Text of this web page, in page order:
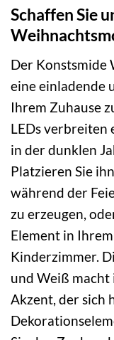
Schaffen Sie
Der Konstsmide
eine einladende
Ihrem Zuhause
LEDs verbreiten
in der dunklen
Platzieren Sie
während der
zu erzeugen,
Element in
Kinderzimmer.
und Weiß macht
Akzent, der sich